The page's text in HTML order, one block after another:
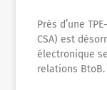
Près d’une
CSA) est
électronique
relations BtoB.